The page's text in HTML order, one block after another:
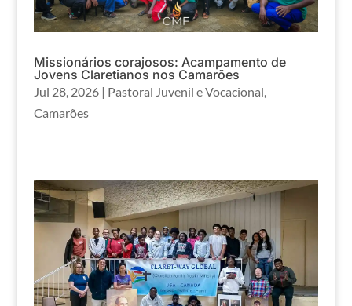
Missionários corajosos: Acampamento de
Jovens Claretianos nos Camarões
Jul 28, 2026| Pastoral Juvenil e Vocacional,
Camarões